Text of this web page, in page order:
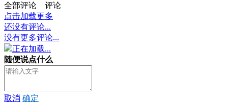
全部评论
评论
点击加载更多
还没有评论...
没有更多评论...
正在加载...
随便说点什么
取消 确定